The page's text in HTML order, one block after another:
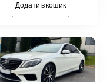
Додати в кошик